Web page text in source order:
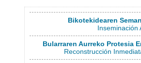
Bikotekidearen
Inseminación
Bularraren Aurreko Protesia
Reconstrucción